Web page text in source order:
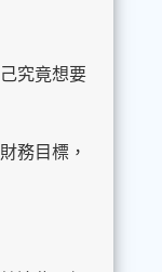
究竟想要
務目標，